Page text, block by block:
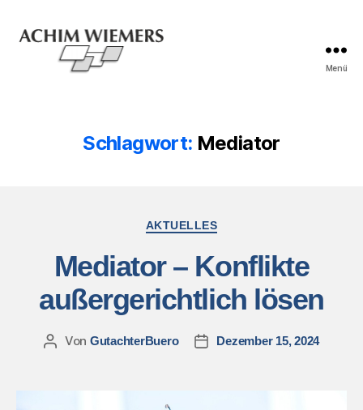
Menü
Schlagwort: Mediator
AKTUELLES
Mediator – Konflikte
außergerichtlich lösen
Von GutachterBuero Dezember 15, 2024